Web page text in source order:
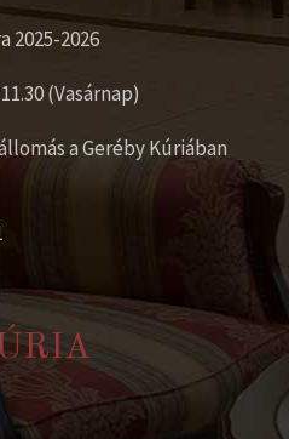
2025-2026
(Vasárnap)
a Geréby Kúriában